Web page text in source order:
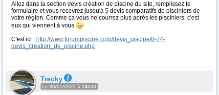
Allez dans la section devis création de piscine du site, remplissez le
formulaire et vous recevrez jusqu'à 5 devis comparatifs de pisciniers de
votre région. Comme ça vous ne courrez plus après les pisciniers, c'est
eux qui viennent à vous
C'est ici : http://www.forumpiscine.com/devis_piscine/0-74-
devis_creation_de_piscine.php
Trecky
Le 30/05/2020 à 14h33